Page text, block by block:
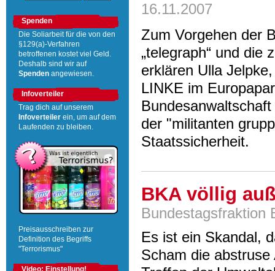
16.11.2007
Zum Vorgehen der
„telegraph“ und die
erklären Ulla
LINKE im
der "militanten
Staatssicherheit.
BKA völlig
Bundestagsfraktion
Es ist ein Skandal,
Scham die
Spenden
Die Soliarbeit für die von den
§129(a)-Verfahren
betroffenen kostet viel Geld.
Deshalb sind wir auf
Spenden angewiesen.
Infoverteiler
Trag dich auf unserem
Infoverteiler ein, um auf dem
Laufenden zu bleiben.
Preisausschreiben zur
Definition des Begriffs
"Terrorismus"
Video: Einstellung!